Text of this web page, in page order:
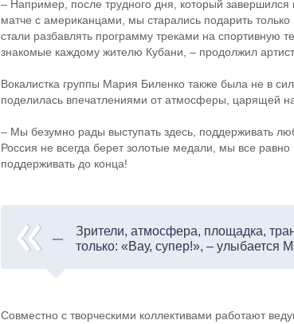
– Например, после трудного дня, который
матче с американцами, мы старались подарить
стали разбавлять программу треками на спортивную
знакомые каждому жителю Кубани, – продолжил
Вокалистка группы Мария Биленко также была не в
поделилась впечатлениями от атмосферы, царящей
– Мы безумно рады выступать здесь, поддерживать
Россия не всегда берет золотые медали, мы все
поддерживать до конца!
Зрители, атмосфера, площадка,
только: «Вау, супер!», – улыбается
Совместно с творческими коллективами работают